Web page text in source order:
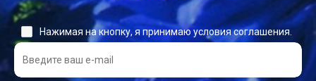
Нажимая на кнопку, я принимаю условия соглашения.